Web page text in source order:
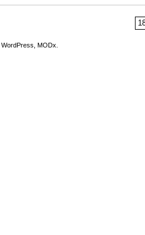
WordPress, MODx.